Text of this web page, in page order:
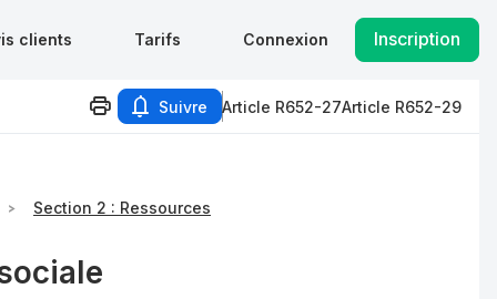
clients Tarifs Connexion Inscription
Suivre Article R652-27Article R652-29
Section 2 : Ressources